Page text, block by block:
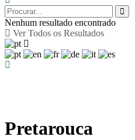
Nenhum resultado encontrado
Ver Todos os Resultados
Pretarouca